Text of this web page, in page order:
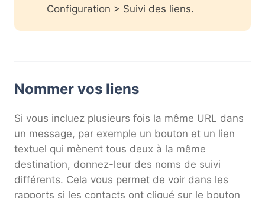
Configuration > Suivi des liens.
Nommer vos liens
Si vous incluez plusieurs fois la même URL dans
un message, par exemple un bouton et un lien
textuel qui mènent tous deux à la même
destination, donnez-leur des noms de suivi
différents. Cela vous permet de voir dans les
rapports si les contacts ont cliqué sur le bouton